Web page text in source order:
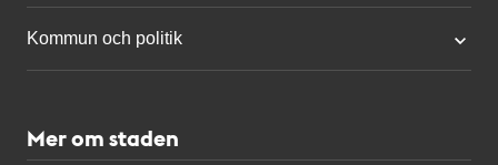
Kommun och politik
Mer om staden